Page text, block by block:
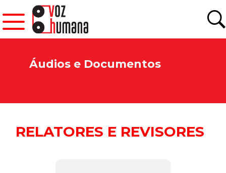
Áudios e Documentos
RELATORES E REVISORES